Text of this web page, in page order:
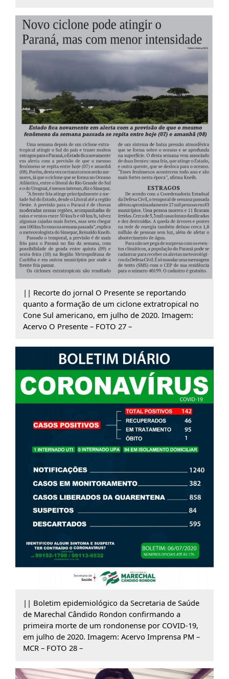
|| Recorte do jornal O Presente se reportando
quanto a formação de um ciclone extratropical no
Cone Sul americano, em julho de 2020. Imagem:
Acervo O Presente – FOTO 27 –
|| Boletim epidemiológico da Secretaria de Saúde
de Marechal Cândido Rondon confirmando a
primeira morte de um rondonense por COVID-19,
em julho de 2020. Imagem: Acervo Imprensa PM –
MCR – FOTO 28 –